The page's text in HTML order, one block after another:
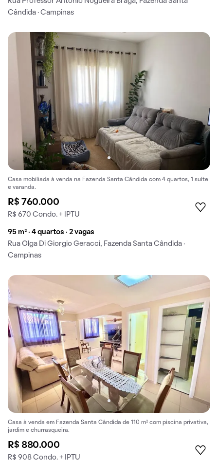
Cândida · Campinas
Casa mobiliada à venda na Fazenda Santa Cândida com 4 quartos, 1 suíte
e varanda.
R$ 760.000
R$ 670 Condo. + IPTU
95 m² · 4 quartos · 2 vagas
Rua Olga Di Giorgio Geracci, Fazenda Santa Cândida ·
Campinas
Casa à venda em Fazenda Santa Cândida de 110 m² com piscina privativa,
jardim e churrasqueira.
R$ 880.000
R$ 908 Condo. + IPTU